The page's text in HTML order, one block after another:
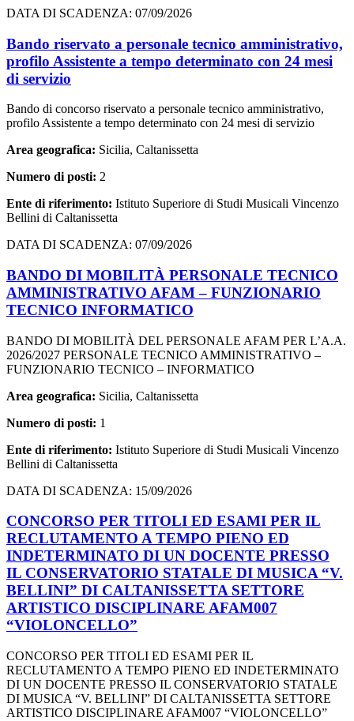
DATA DI SCADENZA: 07/09/2026
Bando riservato a personale tecnico amministrativo,
profilo Assistente a tempo determinato con 24 mesi
di servizio
Bando di concorso riservato a personale tecnico amministrativo,
profilo Assistente a tempo determinato con 24 mesi di servizio
Area geografica: Sicilia, Caltanissetta
Numero di posti: 2
Ente di riferimento: Istituto Superiore di Studi Musicali Vincenzo
Bellini di Caltanissetta
DATA DI SCADENZA: 07/09/2026
BANDO DI MOBILITÀ PERSONALE TECNICO
AMMINISTRATIVO AFAM – FUNZIONARIO
TECNICO INFORMATICO
BANDO DI MOBILITÀ DEL PERSONALE AFAM PER L’A.A.
2026/2027 PERSONALE TECNICO AMMINISTRATIVO –
FUNZIONARIO TECNICO – INFORMATICO
Area geografica: Sicilia, Caltanissetta
Numero di posti: 1
Ente di riferimento: Istituto Superiore di Studi Musicali Vincenzo
Bellini di Caltanissetta
DATA DI SCADENZA: 15/09/2026
CONCORSO PER TITOLI ED ESAMI PER IL
RECLUTAMENTO A TEMPO PIENO ED
INDETERMINATO DI UN DOCENTE PRESSO
IL CONSERVATORIO STATALE DI MUSICA “V.
BELLINI” DI CALTANISSETTA SETTORE
ARTISTICO DISCIPLINARE AFAM007
“VIOLONCELLO”
CONCORSO PER TITOLI ED ESAMI PER IL
RECLUTAMENTO A TEMPO PIENO ED INDETERMINATO
DI UN DOCENTE PRESSO IL CONSERVATORIO STATALE
DI MUSICA “V. BELLINI” DI CALTANISSETTA SETTORE
ARTISTICO DISCIPLINARE AFAM007 “VIOLONCELLO”